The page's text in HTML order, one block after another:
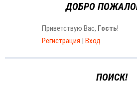
ДОБРО
Приветствую Вас, Гость!
Регистрация | Вход
ПОИСК!